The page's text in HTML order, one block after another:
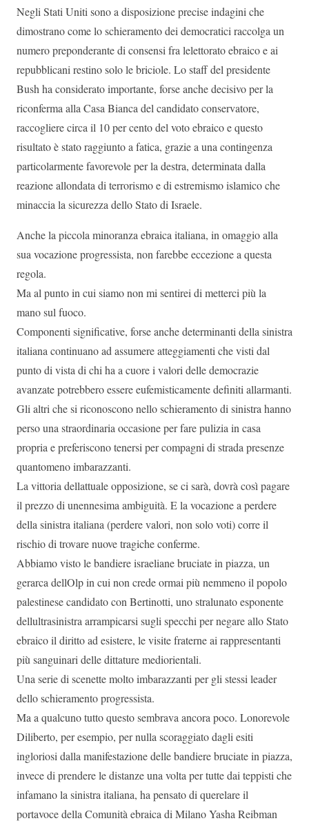
Negli Stati Uniti sono a disposizione precise indagini che
dimostrano come lo schieramento dei democratici raccolga un
numero preponderante di consensi fra lelettorato ebraico e ai
repubblicani restino solo le briciole. Lo staff del presidente
Bush ha considerato importante, forse anche decisivo per la
riconferma alla Casa Bianca del candidato conservatore,
raccogliere circa il 10 per cento del voto ebraico e questo
risultato è stato raggiunto a fatica, grazie a una contingenza
particolarmente favorevole per la destra, determinata dalla
reazione allondata di terrorismo e di estremismo islamico che
minaccia la sicurezza dello Stato di Israele.
Anche la piccola minoranza ebraica italiana, in omaggio alla
sua vocazione progressista, non farebbe eccezione a questa
regola.
Ma al punto in cui siamo non mi sentirei di metterci più la
mano sul fuoco.
Componenti significative, forse anche determinanti della sinistra
italiana continuano ad assumere atteggiamenti che visti dal
punto di vista di chi ha a cuore i valori delle democrazie
avanzate potrebbero essere eufemisticamente definiti allarmanti.
Gli altri che si riconoscono nello schieramento di sinistra hanno
perso una straordinaria occasione per fare pulizia in casa
propria e preferiscono tenersi per compagni di strada presenze
quantomeno imbarazzanti.
La vittoria dellattuale opposizione, se ci sarà, dovrà così pagare
il prezzo di unennesima ambiguità. E la vocazione a perdere
della sinistra italiana (perdere valori, non solo voti) corre il
rischio di trovare nuove tragiche conferme.
Abbiamo visto le bandiere israeliane bruciate in piazza, un
gerarca dellOlp in cui non crede ormai più nemmeno il popolo
palestinese candidato con Bertinotti, uno stralunato esponente
dellultrasinistra arrampicarsi sugli specchi per negare allo Stato
ebraico il diritto ad esistere, le visite fraterne ai rappresentanti
più sanguinari delle dittature mediorientali.
Una serie di scenette molto imbarazzanti per gli stessi leader
dello schieramento progressista.
Ma a qualcuno tutto questo sembrava ancora poco. Lonorevole
Diliberto, per esempio, per nulla scoraggiato dagli esiti
ingloriosi dalla manifestazione delle bandiere bruciate in piazza,
invece di prendere le distanze una volta per tutte dai teppisti che
infamano la sinistra italiana, ha pensato di querelare il
portavoce della Comunità ebraica di Milano Yasha Reibman